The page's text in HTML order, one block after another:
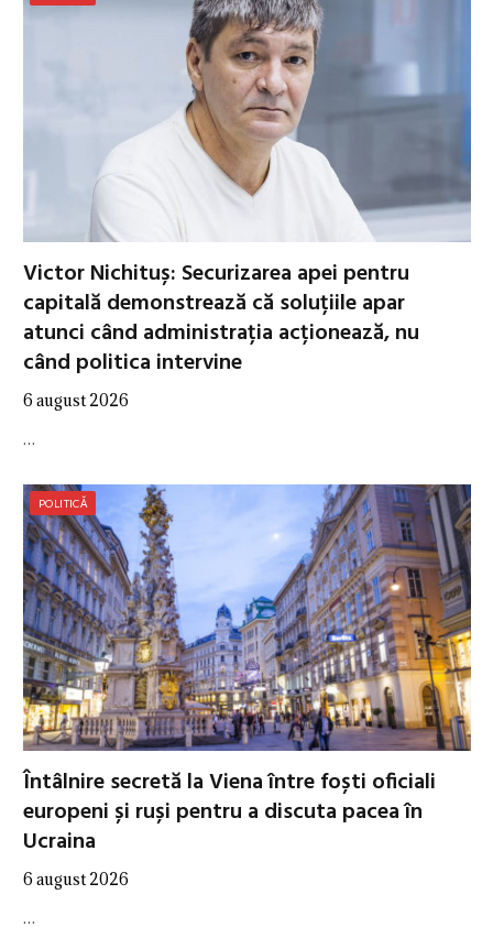
Victor Nichituș: Securizarea apei pentru
capitală demonstrează că soluțiile apar
atunci când administrația acționează, nu
când politica intervine
6 august 2026
…
POLITICĂ
Întâlnire secretă la Viena între foști oficiali
europeni și ruși pentru a discuta pacea în
Ucraina
6 august 2026
…